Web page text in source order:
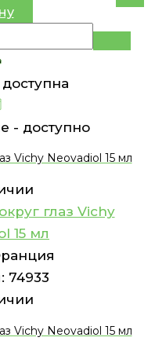
доступна
- доступно
Vichy Neovadiol 15 мл
глаз Vichy
15 мл
74933
Vichy Neovadiol 15 мл